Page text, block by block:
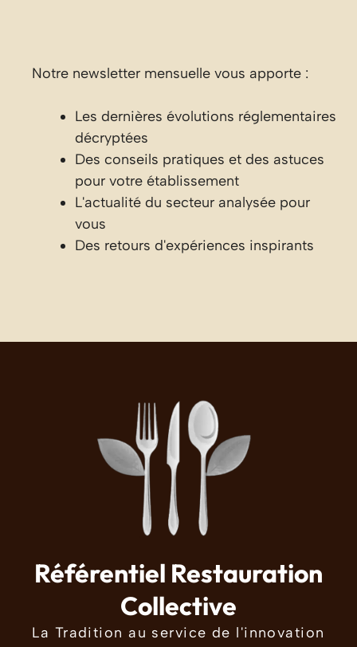
Notre newsletter mensuelle vous apporte :
Les dernières évolutions réglementaires
décryptées
Des conseils pratiques et des astuces
pour votre établissement
L'actualité du secteur analysée pour
vous
Des retours d'expériences inspirants
Référentiel Restauration
Collective
La Tradition au service de l'innovation